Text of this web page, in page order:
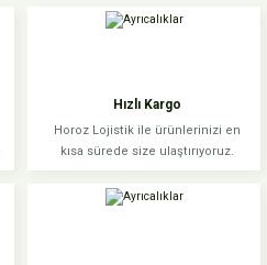
formunu kullanarak tarafımıza
görüntülenemiyor.
bulunuyor.
Hızlı Kargo
Horoz Lojistik ile ürünlerinizi en
kısa sürede size ulaştırıyoruz.